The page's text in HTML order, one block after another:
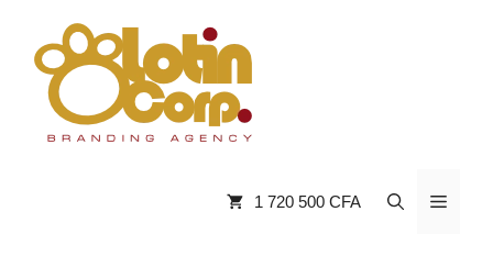
contenu
1 720 500 CFA Menu